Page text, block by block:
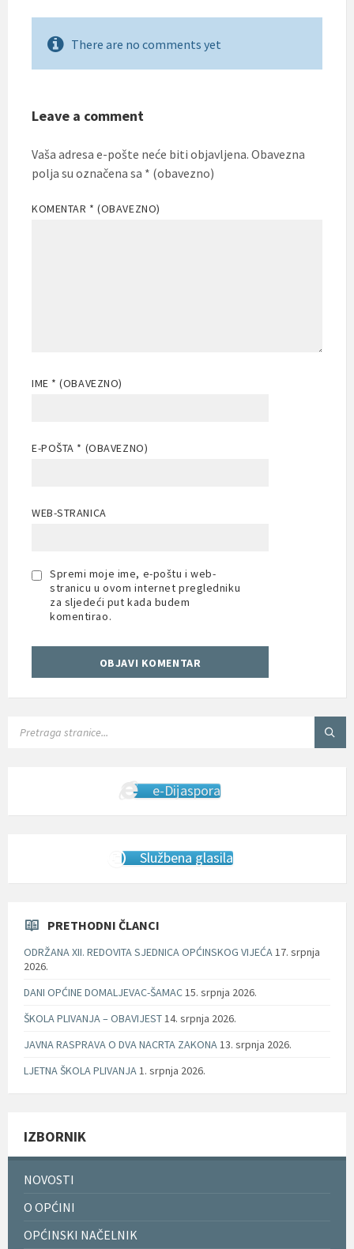
There are no comments yet
Leave a comment
Vaša adresa e-pošte neće biti objavljena. Obavezna
polja su označena sa * (obavezno)
KOMENTAR * (OBAVEZNO)
IME * (OBAVEZNO)
E-POŠTA * (OBAVEZNO)
WEB-STRANICA
Spremi moje ime, e-poštu i web-
stranicu u ovom internet pregledniku
za sljedeći put kada budem
komentirao.
e-Dijaspora
Službena glasila
PRETHODNI ČLANCI
ODRŽANA XII. REDOVITA SJEDNICA OPĆINSKOG VIJEĆA17. srpnja
2026.
DANI OPĆINE DOMALJEVAC-ŠAMAC15. srpnja 2026.
ŠKOLA PLIVANJA – OBAVIJEST14. srpnja 2026.
JAVNA RASPRAVA O DVA NACRTA ZAKONA13. srpnja 2026.
LJETNA ŠKOLA PLIVANJA1. srpnja 2026.
IZBORNIK
NOVOSTI
O OPĆINI
OPĆINSKI NAČELNIK